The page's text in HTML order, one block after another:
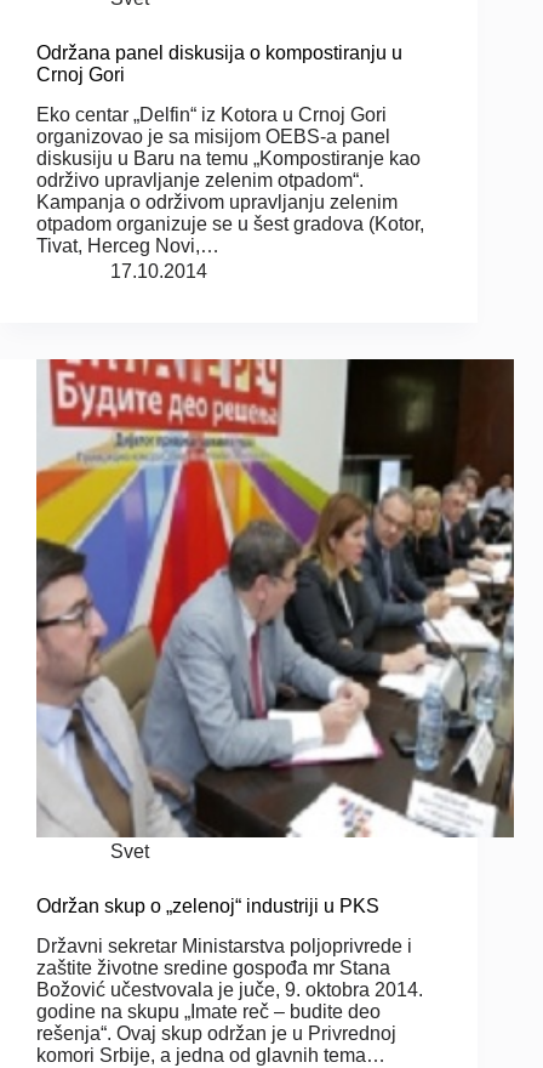
Održana panel diskusija o kompostiranju u
Crnoj Gori
Eko centar „Delfin“ iz Kotora u Crnoj Gori
organizovao je sa misijom OEBS-a panel
diskusiju u Baru na temu „Kompostiranje kao
održivo upravljanje zelenim otpadom“.
Kampanja o održivom upravljanju zelenim
otpadom organizuje se u šest gradova (Kotor,
Tivat, Herceg Novi,…
17.10.2014
Svet
Održan skup o „zelenoj“ industriji u PKS
Državni sekretar Ministarstva poljoprivrede i
zaštite životne sredine gospođa mr Stana
Božović učestvovala je juče, 9. oktobra 2014.
godine na skupu „Imate reč – budite deo
rešenja“. Ovaj skup održan je u Privrednoj
komori Srbije, a jedna od glavnih tema…